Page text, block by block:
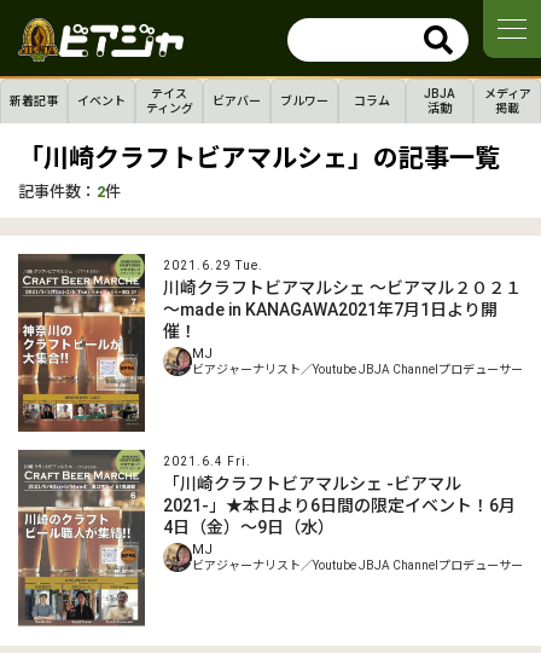
新着記事 イベント
テイス
ティング
ビアバー ブルワー コラム
JBJA
活動
メディア
掲載
「川崎クラフトビアマルシェ」の記事一覧
記事件数： 2件
2021.6.29 Tue.
川崎クラフトビアマルシェ ～ビアマル２０２１
～made in KANAGAWA2021年7月1日より開
催！
MJ
ビアジャーナリスト／Youtube JBJA Channelプロデューサー
2021.6.4 Fri.
「川崎クラフトビアマルシェ -ビアマル
2021-」★本日より6日間の限定イベント！6月
4日（金）～9日（水）
MJ
ビアジャーナリスト／Youtube JBJA Channelプロデューサー